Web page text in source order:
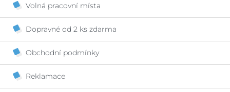
Volná pracovní místa
Dopravné od 2 ks zdarma
Obchodní podmínky
Reklamace